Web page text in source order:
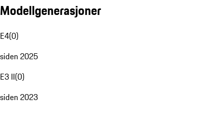
Modellgenerasjoner
E4(0)
siden 2025
E3 II(0)
siden 2023